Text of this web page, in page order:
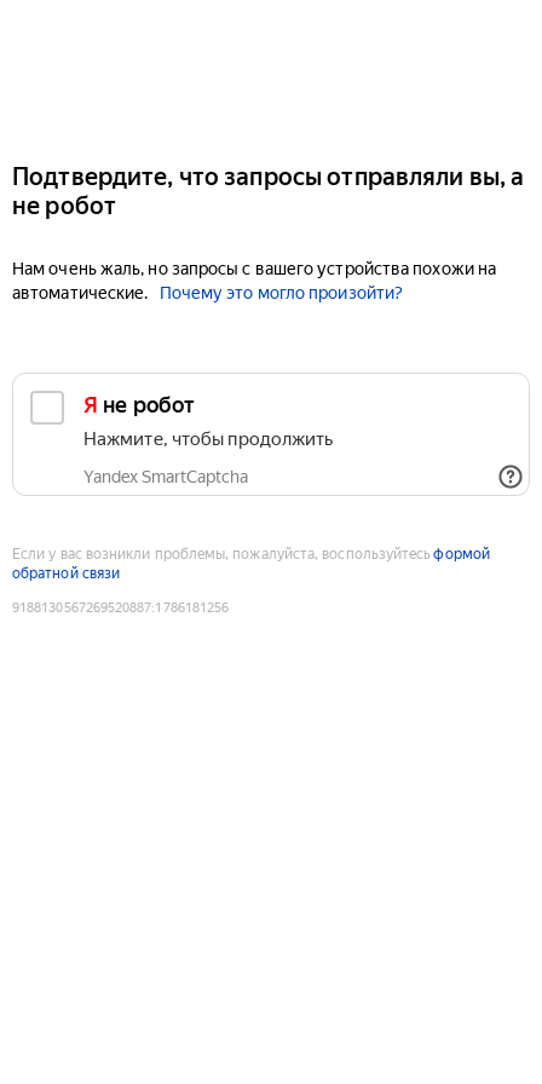
Подтвердите, что запросы отправляли вы, а
не робот
Нам очень жаль, но запросы с вашего устройства похожи на
автоматические.
Почему это могло произойти?
Я не робот
Нажмите, чтобы продолжить
Yandex SmartCaptcha
Если у вас возникли проблемы, пожалуйста, воспользуйтесьформой
обратной связи
9188130567269520887:1786181256